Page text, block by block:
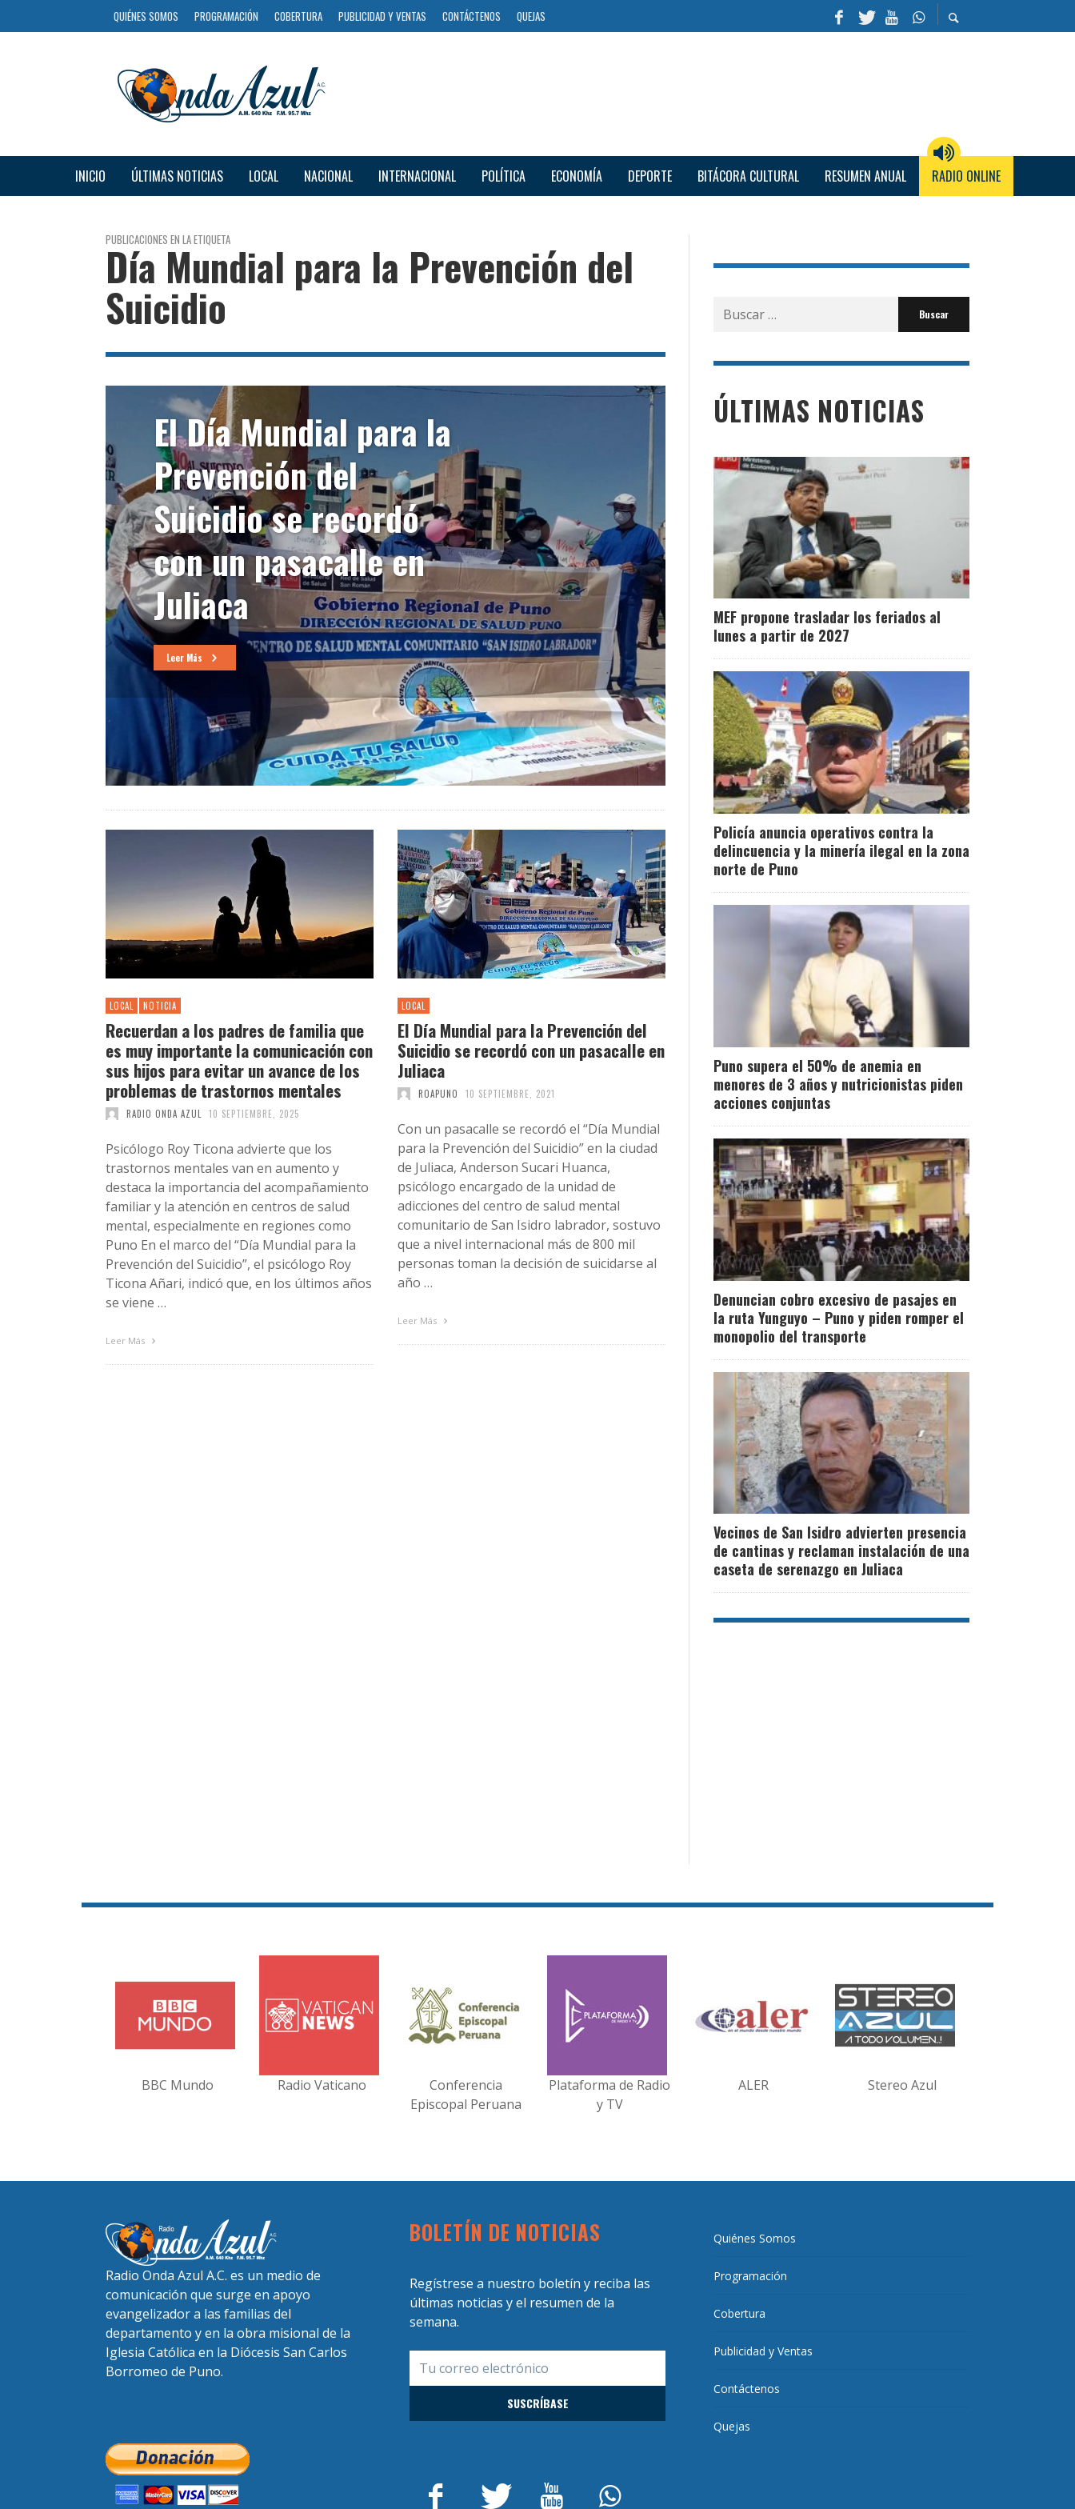
QUIÉNES SOMOS PROGRAMACIÓN COBERTURA PUBLICIDAD Y VENTAS CONTÁCTENOS QUEJAS
INICIO ÚLTIMAS NOTICIAS LOCAL NACIONAL INTERNACIONAL POLÍTICA ECONOMÍA DEPORTE BITÁCORA CULTURAL RESUMEN ANUAL RADIO ONLINE
PUBLICACIONES EN LA ETIQUETA
Día Mundial para la Prevención del
Suicidio
El Día Mundial para la
Prevención del
Suicidio se recordó
con un pasacalle en
Juliaca
Leer Más
LOCAL NOTICIA
Recuerdan a los padres de familia que
es muy importante la comunicación con
sus hijos para evitar un avance de los
problemas de trastornos mentales
RADIO ONDA AZUL 10 SEPTIEMBRE, 2025
Psicólogo Roy Ticona advierte que los
trastornos mentales van en aumento y
destaca la importancia del acompañamiento
familiar y la atención en centros de salud
mental, especialmente en regiones como
Puno En el marco del “Día Mundial para la
Prevención del Suicidio”, el psicólogo Roy
Ticona Añari, indicó que, en los últimos años
se viene …
Leer Más
LOCAL
El Día Mundial para la Prevención del
Suicidio se recordó con un pasacalle en
Juliaca
ROAPUNO 10 SEPTIEMBRE, 2021
Con un pasacalle se recordó el “Día Mundial
para la Prevención del Suicidio” en la ciudad
de Juliaca, Anderson Sucari Huanca,
psicólogo encargado de la unidad de
adicciones del centro de salud mental
comunitario de San Isidro labrador, sostuvo
que a nivel internacional más de 800 mil
personas toman la decisión de suicidarse al
año …
Leer Más
Buscar
por:
ÚLTIMAS NOTICIAS
MEF propone trasladar los feriados al
lunes a partir de 2027
Policía anuncia operativos contra la
delincuencia y la minería ilegal en la zona
norte de Puno
Puno supera el 50% de anemia en
menores de 3 años y nutricionistas piden
acciones conjuntas
Denuncian cobro excesivo de pasajes en
la ruta Yunguyo – Puno y piden romper el
monopolio del transporte
Vecinos de San Isidro advierten presencia
de cantinas y reclaman instalación de una
caseta de serenazgo en Juliaca
BBC Mundo Radio Vaticano
Conferencia
Episcopal Peruana
Plataforma de Radio
y TV
ALER Stereo Azul
Radio Onda Azul A.C. es un medio de
comunicación que surge en apoyo
evangelizador a las familias del
departamento y en la obra misional de la
Iglesia Católica en la Diócesis San Carlos
Borromeo de Puno.
BOLETÍN DE NOTICIAS
Regístrese a nuestro boletín y reciba las
últimas noticias y el resumen de la
semana.
Quiénes Somos
Programación
Cobertura
Publicidad y Ventas
Contáctenos
Quejas